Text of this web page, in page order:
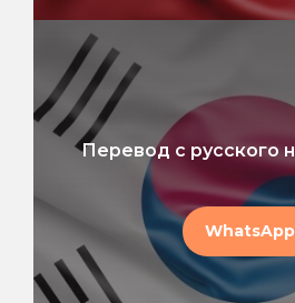
Перевод с русского
WhatsApp